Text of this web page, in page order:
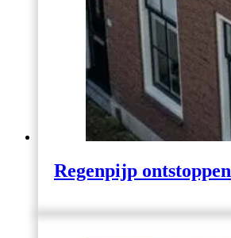
Regenpijp ontstoppen